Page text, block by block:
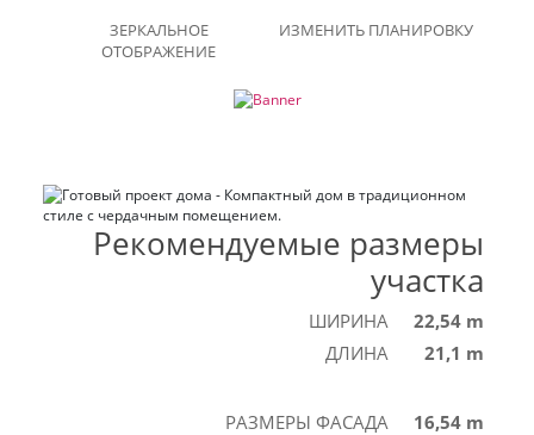
ЗЕРКАЛЬНОЕ
ОТОБРАЖЕНИЕ
ИЗМЕНИТЬ ПЛАНИРОВКУ
Рекомендуемые размеры
участка
ШИРИНА
22,54 m
ДЛИНА
21,1 m
РАЗМЕРЫ ФАСАДА 16,54 m